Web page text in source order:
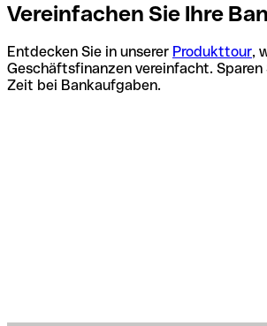
Vereinfachen Sie Ihre
Entdecken Sie in unserer Produkttour,
Geschäftsfinanzen vereinfacht. Sparen
Zeit bei Bankaufgaben.